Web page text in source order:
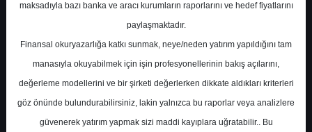
S.No Dosya Adı İndir
1
gedik-yatirim-petkm-bilanco-
degerlendirmesi-559322
İlgili
Dosyayı
maksadıyla bazı banka ve aracı kurumların raporlarını ve hedef fiyatlarını
paylaşmaktadır.
Finansal okuryazarlığa katkı sunmak, neye/neden yatırım yapıldığını tam
manasıyla okuyabilmek için işin profesyonellerinin bakış açılarını,
değerleme modellerini ve bir şirketi değerlerken dikkate aldıkları kriterleri
göz önünde bulundurabilirsiniz, lakin yalnızca bu raporlar veya analizlere
güvenerek yatırım yapmak sizi maddi kayıplara uğratabilir.. Bu